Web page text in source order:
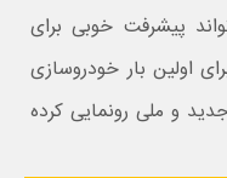
پیشرفت خوبی برای
اولین بار خودروسازی
و ملی رونمایی کرده